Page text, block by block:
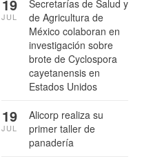
Secretarías de Salud y
de Agricultura de
México colaboran en
investigación sobre
brote de Cyclospora
cayetanensis en
Estados Unidos
19
JUL
Alicorp realiza su
primer taller de
panadería
19
JUL